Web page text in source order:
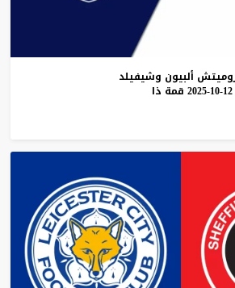
ألبيون وشيفيلد
12-10-2025 قمة ذا